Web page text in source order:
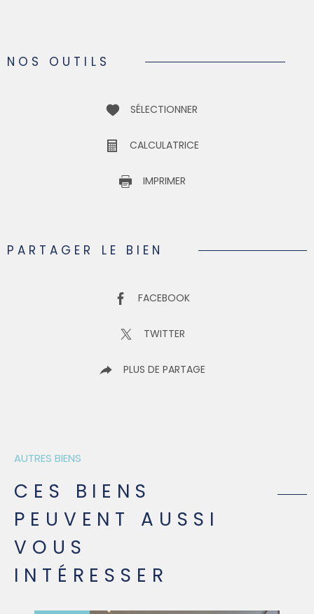
NOS OUTILS
SÉLECTIONNER
CALCULATRICE
IMPRIMER
PARTAGER LE BIEN
FACEBOOK
TWITTER
PLUS DE PARTAGE
AUTRES BIENS
CES BIENS
PEUVENT AUSSI
VOUS
INTÉRESSER